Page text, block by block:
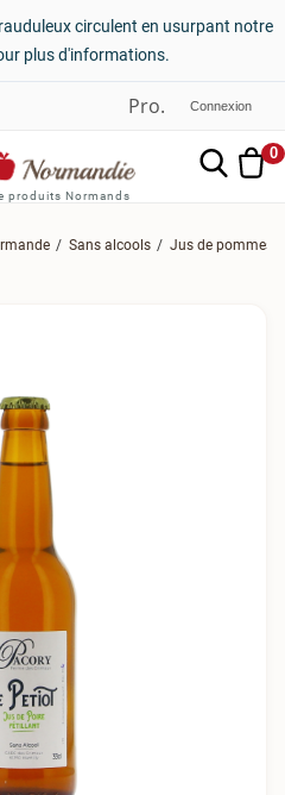
circulent en usurpant notre
plus d'informations.
Connexion
produits Normands
0
Sans alcools Jus de pommes